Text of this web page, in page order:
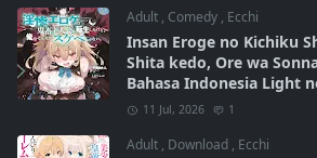
Adult , Comedy , Ecchi
Insan Eroge no Kichiku
Shita kedo, Ore wa
Bahasa Indonesia Light
11 Jul, 2026 1
Adult , Download , Ecchi